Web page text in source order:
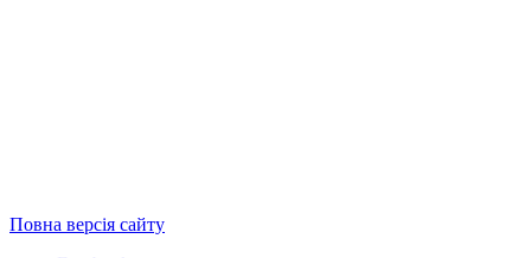
Повна версія сайту